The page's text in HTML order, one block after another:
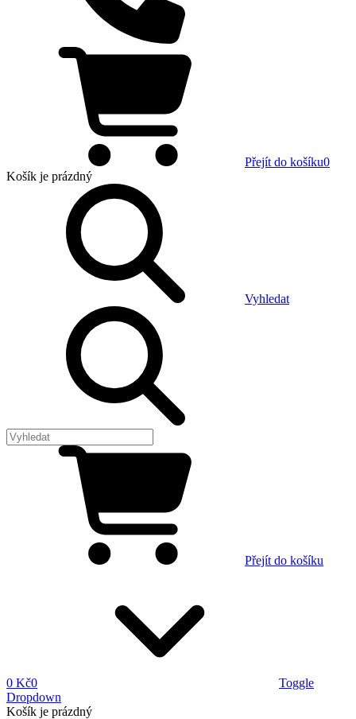
Přejít do košíku0
Košík je prázdný
Vyhledat
Přejít do košíku
0 Kč0
Toggle
Dropdown
Košík je prázdný